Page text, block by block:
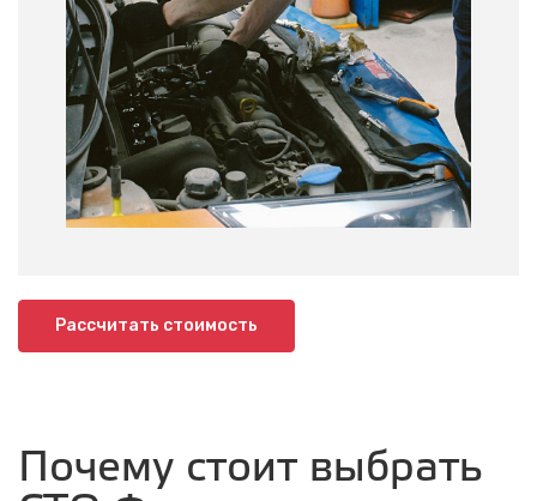
Рассчитать стоимость
Почему стоит выбрать